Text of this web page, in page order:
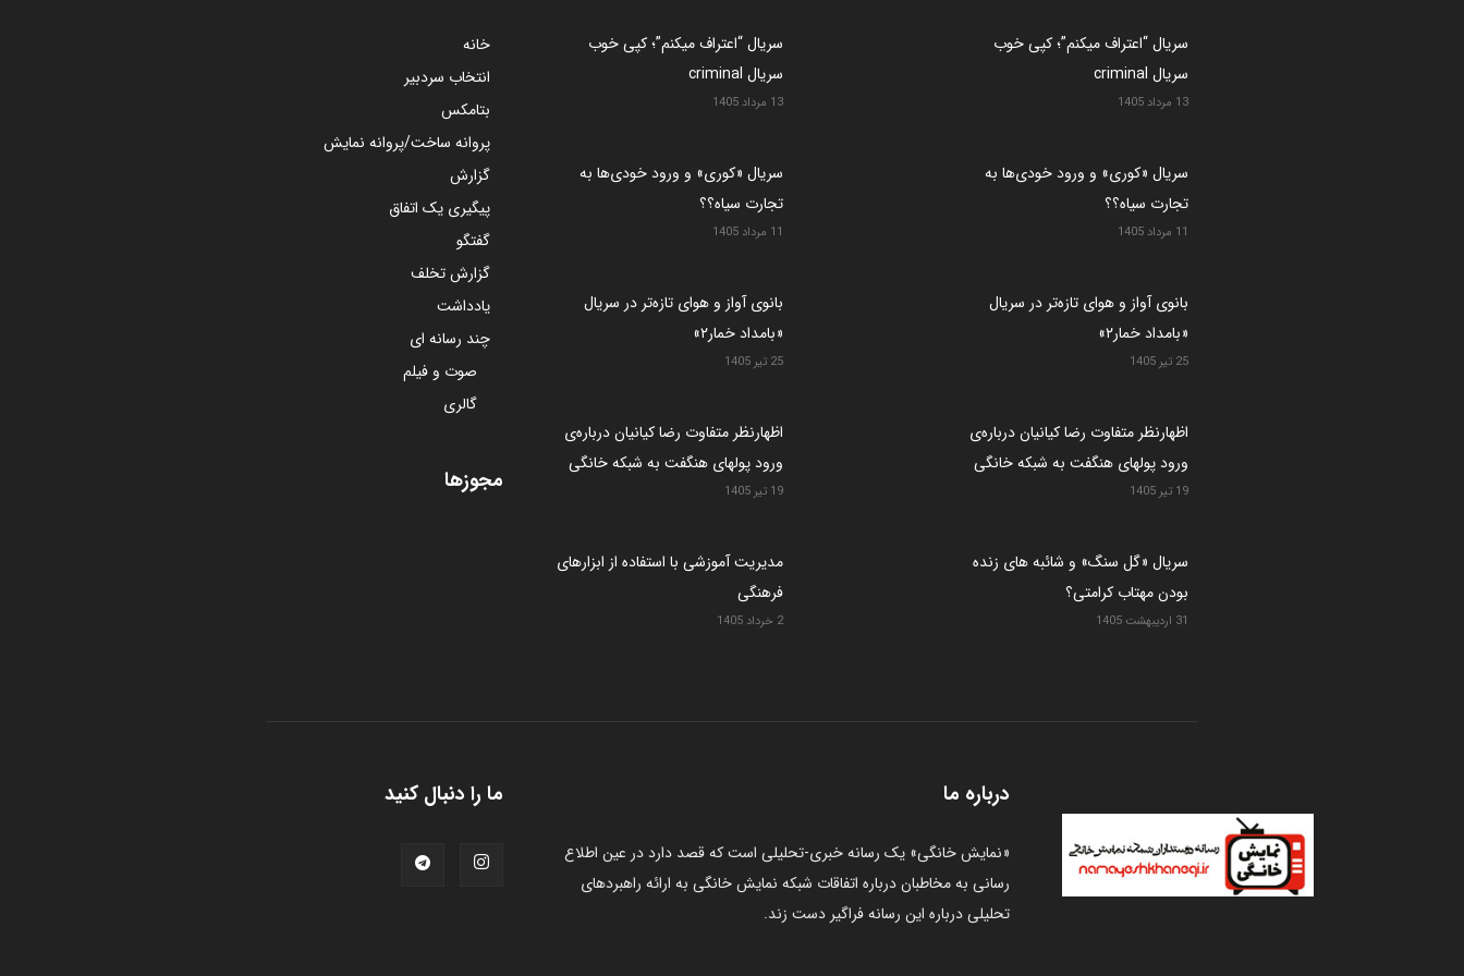
سریال “اعتراف میکنم”؛ کپی خوب
سریال criminal
13 مرداد 1405
سریال «کوری» و ورود خودی‌ها به
تجارت سیاه؟؟
11 مرداد 1405
بانوی آواز و هوای تازه‌تر در سریال
«بامداد خمار۲»
25 تیر 1405
اظهارنظر متفاوت رضا کیانیان درباره‌ی
ورود پولهای هنگفت به شبکه خانگی
19 تیر 1405
سریال «گل سنگ» و شائبه های زنده
بودن مهتاب کرامتی؟
31 اردیبهشت 1405
سریال “اعتراف میکنم”؛ کپی خوب
سریال criminal
13 مرداد 1405
سریال «کوری» و ورود خودی‌ها به
تجارت سیاه؟؟
11 مرداد 1405
بانوی آواز و هوای تازه‌تر در سریال
«بامداد خمار۲»
25 تیر 1405
اظهارنظر متفاوت رضا کیانیان درباره‌ی
ورود پولهای هنگفت به شبکه خانگی
19 تیر 1405
مدیریت آموزشی با استفاده از ابزارهای
فرهنگی
2 خرداد 1405
خانه
انتخاب سردبیر
بتامکس
پروانه ساخت/پروانه نمایش
گزارش
پیگیری یک اتفاق
گفتگو
گزارش تخلف
یادداشت
چند رسانه ای
صوت و فیلم
گالری
مجوزها
درباره ما
«نمایش خانگی» یک رسانه خبری-تحلیلی است که قصد دارد در عین اطلاع
رسانی به مخاطبان درباره اتفاقات شبکه نمایش خانگی به ارائه راهبردهای
تحلیلی درباره این رسانه فراگیر دست زند.
ما را دنبال کنید